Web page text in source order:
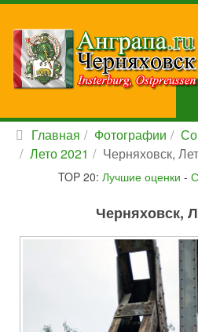
Главная Фотографии
Лето 2021
Черняховск,
TOP 20: Лучшие оценки -
Черняховск,